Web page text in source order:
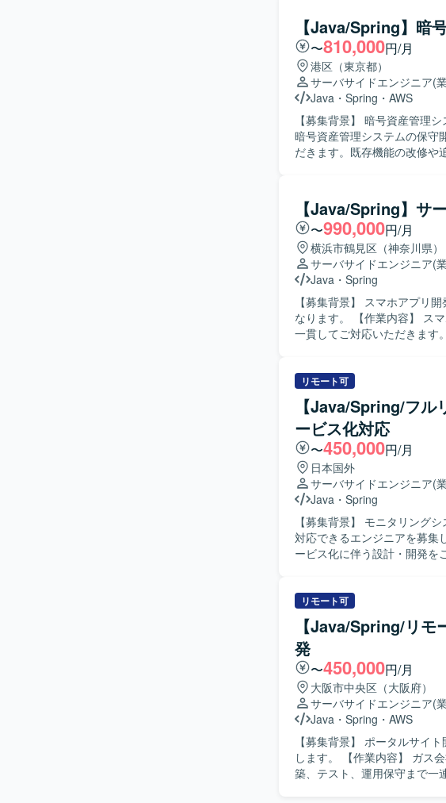
関係者と円滑にコミュニケ
られる方が望ましいです。 【ポジションの魅力】 暗号資産領域における金融システムの開発を
通じて、ドメイン知識と技術
トエンドまで幅広い技術に携
ンです。 【開発環境】 Java、Spring、JavaScript、JSP、React.js、git、AWS 等を用いたWeb
アプリケーション開発環境です
【Java/Spring】暗
〜810,000円/月
港区（東京都）
サーバサイドエンジニア(
Java ・ Spring ・ AWS
【募集背景】 暗号資産管理シス
暗号資産管理システムの保守
だきます。既存機能の改修や
に動ける方が望ましいです。 【ポジションの魅力】 金融業界向け暗号資産管理システムの開発
に携わることで、セキュリ
す。Javaを中心としたバック
す。 【開発環境】 Java、Spring、Javascript、JSP、React.js、git、AWS 等を利用した環境で
す。
【Java/Spring】サ
〜990,000円/月
横浜市鶴見区（神奈川県）
サーバサイドエンジニア(
Java ・ Spring
【募集背景】 スマホアプリ
なります。 【作業内容】 スマホアプリと連携するサーバーサイドの設計から製造、テストまで
一貫してご対応いただきます
ナ環境構築や動作確認を実施していただきます。 【求め
に対応できる方を求めてお
進められる方を歓迎いたし
方ですと望ましいです。 【ポジションの魅力】 サーバーサイド開発の上流から下流まで一貫し
て携わることができ、設計力
どモダンなサーバーサイド技
発環境】 JavaおよびSpring
よるバージョン管理のもと、
す。
リモート可
【Java/Spring/フ
ービス化対応
〜450,000円/月
日本国外
サーバサイドエンジニア(
Java ・ Spring
【募集背景】 モニタリング
対応できるエンジニアを募集しております。 【作業内容】 モニ
ービス化に伴う設計・開発を
す。 【求める人物像】 主体的にコミュニケーションを取りながら業務を推進できる方を求めて
おります。 【ポジションの魅力】 モニタリングシステムのクラウドサービス化という上流工程
からリリースまで一連の工
ができます。AI（Cloud Code
ただけます。 【開発環境】 Java、Spring、SQL、AI（Cloud Code）などを用いたWebシステ
ム開発環境です。
リモート可
【Java/Spring/リモ
発
〜450,000円/月
大阪市中央区（大阪府）
サーバサイドエンジニア(
Java ・ Spring ・ AWS
【募集背景】 ポータルサイ
します。 【作業内容】 ガス会社向けポータルサイト開発において、詳細設計から開発および構
築、テスト、運用保守まで一連の工程をご担